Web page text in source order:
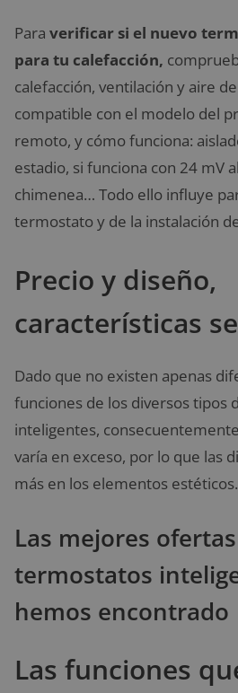
Para verificar si el nuevo
para tu calefacción,
calefacción, ventilación y aire
compatible con el modelo del
remoto, y cómo funciona:
estadio, si funciona con 24 mV
chimenea… Todo ello influye
termostato y de la instalación
Precio y diseño,
características
Dado que no existen apenas
funciones de los diversos tipos
inteligentes,
varía en exceso, por lo que las
más en los elementos estéticos.
Las mejores
termostatos
hemos encontrado
Las funciones